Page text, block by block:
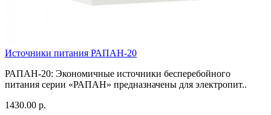
Источники питания РАПАН-20
РАПАН-20: Экономичные источники бесперебойного
питания серии «РАПАН» предназначены для электропит..
1430.00 р.